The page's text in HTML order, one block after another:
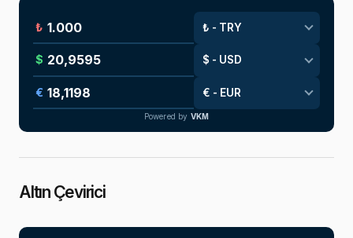
₺
$
€
Powered by VKM
Altın Çevirici